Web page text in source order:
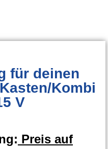
für deinen
Kombi
V
Preis auf